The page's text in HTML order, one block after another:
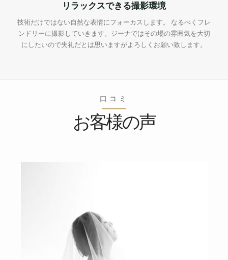
リラックスできる撮影環境
技術だけではない自然な表情にフォーカスします。 なるべくフレ
ンドリーに撮影していきます。ジーナではその場の雰囲気を大切
にしたいので失礼だとは思いますがよろしくお願い致します。
口コミ
お客様の声